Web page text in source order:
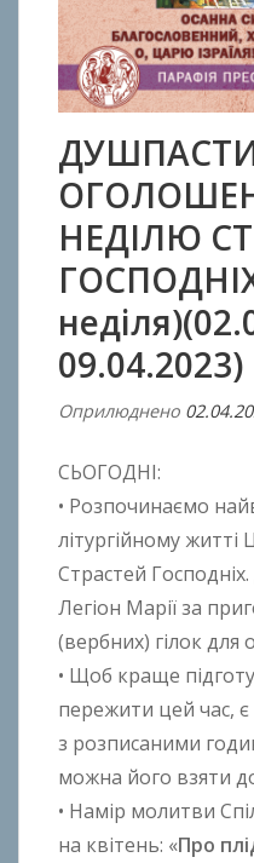
НЕДІЛЮ
09.04.2023)
Оприлюднено
СЬОГОДНІ:
• Розпочинаємо
літургійному
Страстей
Легіон Марії за
(вербних) гілок для
• Щоб краще
пережити цей час,
з розписаними
можна його взяти
• Намір молитви
на квітень: «Про